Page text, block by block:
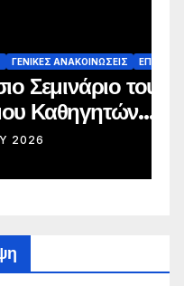
ΕΠΙΜΟΡΦΏΣΕΙΣ
του